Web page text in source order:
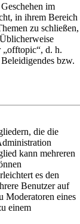
im
in ihrem Bereich
zu schließen,
„offtopic“, d. h.
bzw.
die die
kann mehreren
es den
Benutzer auf
Moderatoren eines
einem